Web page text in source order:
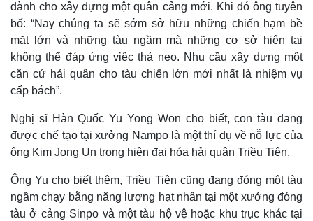
Pháp luật
Vụ án
Tin nóng
Tư vấn luật
Quân sự - Quốc phòng
Vũ khí
Việt Nam
Phân tích
dành cho xây dựng một quân cảng mới. Khi đó ông tuyên
bố: “Nay chúng ta sẽ sớm sở hữu những chiến hạm bề
mặt lớn và những tàu ngầm mà những cơ sở hiện tại
không thể đáp ứng việc thả neo. Nhu cầu xây dựng một
căn cứ hải quân cho tàu chiến lớn mới nhất là nhiệm vụ
cấp bách”.
Nghị sĩ Hàn Quốc Yu Yong Won cho biết, con tàu đang
được chế tạo tại xưởng Nampo là một thí dụ về nỗ lực của
ông Kim Jong Un trong hiện đại hóa hải quân Triều Tiên.
Ông Yu cho biết thêm, Triều Tiên cũng đang đóng một tàu
ngầm chạy bằng năng lượng hạt nhân tại một xưởng đóng
tàu ở cảng Sinpo và một tàu hộ vệ hoặc khu trục khác tại